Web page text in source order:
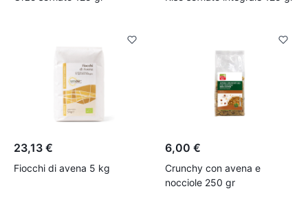
23,13 €
Fiocchi di avena 5 kg
6,00 €
Crunchy con avena e
nocciole 250 gr